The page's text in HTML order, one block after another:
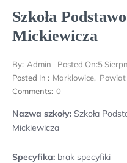
Szkoła
Mickiewicza
By: Admin Posted On:5
Posted In : Marklowice, Powiat
Comments: 0
Nazwa szkoły: Szkoła
Mickiewicza
Specyfika: brak specyfiki